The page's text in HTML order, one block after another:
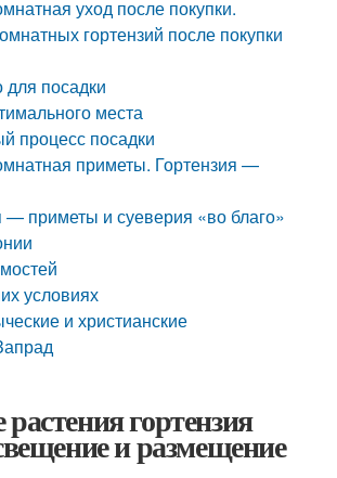
уход после покупки.
гортензий после покупки
посадки
места
процесс посадки
приметы. Гортензия —
— приметы и суеверия «во благо»
условиях
и христианские
гортензия
и размещение